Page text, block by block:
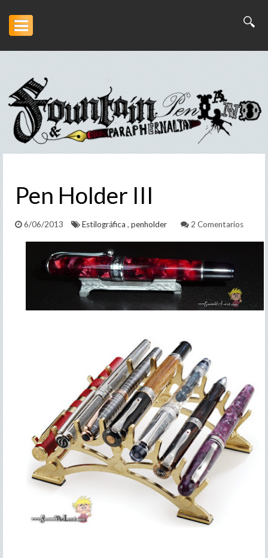
Inicio
Artesanía
Escritura
Arte
Portofolio
Descargas
>
Pen Holder III
6/06/2013 Estilográfica , penholder 2 Comentarios